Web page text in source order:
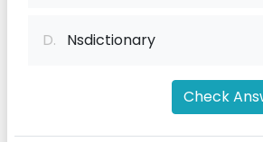
D. Nsdictionary
Check